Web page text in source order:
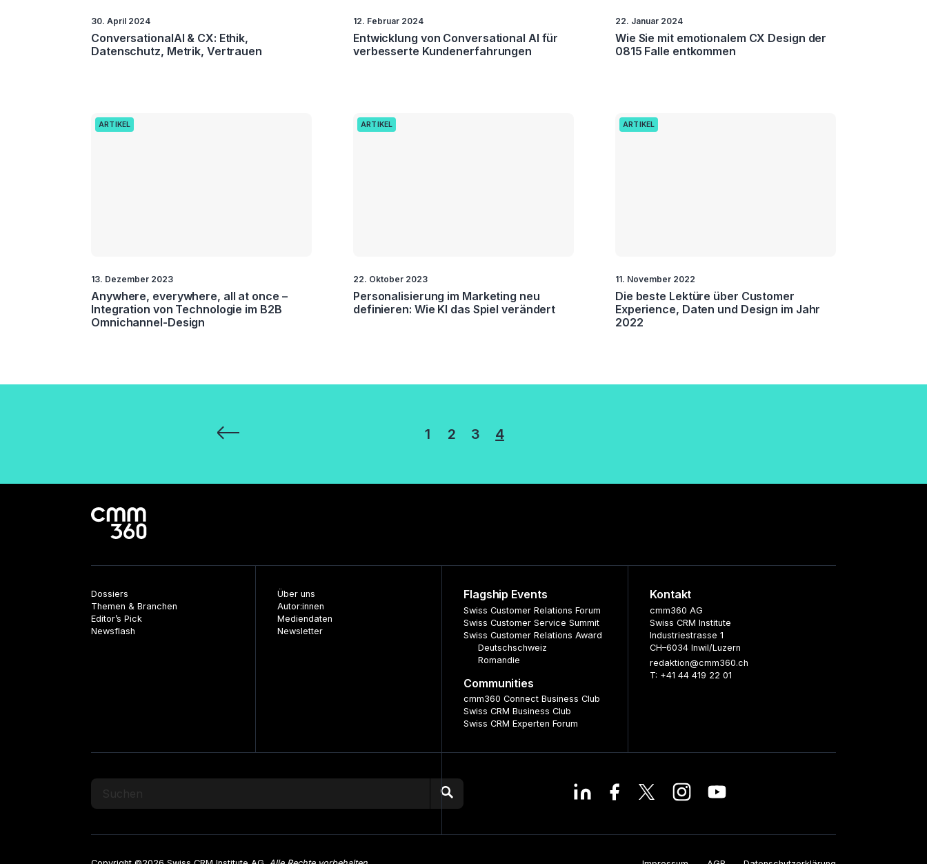
30. April 2024
ConversationalAI & CX: Ethik,
Datenschutz, Metrik, Vertrauen
12. Februar 2024
Entwicklung von Conversational AI für
verbesserte Kundenerfahrungen
22. Januar 2024
Wie Sie mit emotionalem CX Design der
0815 Falle entkommen
ARTIKEL
13. Dezember 2023
Anywhere, everywhere, all at once –
Integration von Technologie im B2B
Omnichannel-Design
ARTIKEL
22. Oktober 2023
Personalisierung im Marketing neu
definieren: Wie KI das Spiel verändert
ARTIKEL
11. November 2022
Die beste Lektüre über Customer
Experience, Daten und Design im Jahr
2022
Seitennummerierung
Beiträge
1 2 3 4
Dossiers
Themen & Branchen
Editor’s Pick
Newsflash
Über uns
Autor:innen
Mediendaten
Newsletter
Flagship Events
Swiss Customer Relations Forum
Swiss Customer Service Summit
Swiss Customer Relations Award
Deutschschweiz
Romandie
Communities
cmm360 Connect Business Club
Swiss CRM Business Club
Swiss CRM Experten Forum
Kontakt
cmm360 AG
Swiss CRM Institute
Industriestrasse 1
CH–6034 Inwil/Luzern
redaktion@cmm360.ch
T: +41 44 419 22 01